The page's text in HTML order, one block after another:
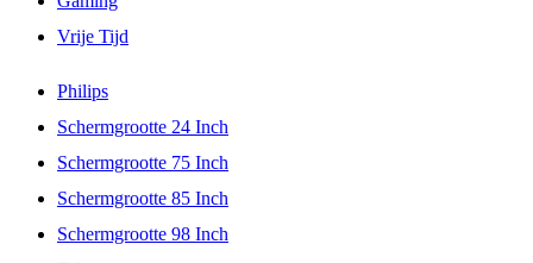
Vrije Tijd
Philips
Schermgrootte 24 Inch
Schermgrootte 75 Inch
Schermgrootte 85 Inch
Schermgrootte 98 Inch